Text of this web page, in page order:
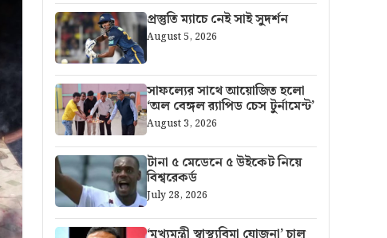
প্রস্তুতি ম্যাচে নেই সাই সুদর্শন
August 5, 2026
সাফল্যের সাথে আয়োজিত হলো
‘অল বেঙ্গল র‍্যাপিড চেস টুর্নামেন্ট’
August 3, 2026
টানা ৫ মেডেনে ৫ উইকেট নিয়ে
বিশ্বরেকর্ড
July 28, 2026